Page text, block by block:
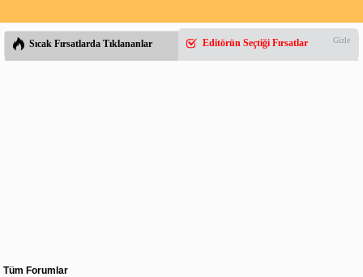
Sıcak Fırsatlarda Tıklananlar Editörün Seçtiği Fırsatlar Gizle
Tüm Forumlar